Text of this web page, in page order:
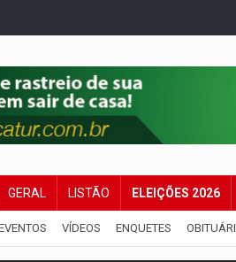
GERAL LISTÃO ELEIÇÕES 2026
VÍDEOS ENQUETES